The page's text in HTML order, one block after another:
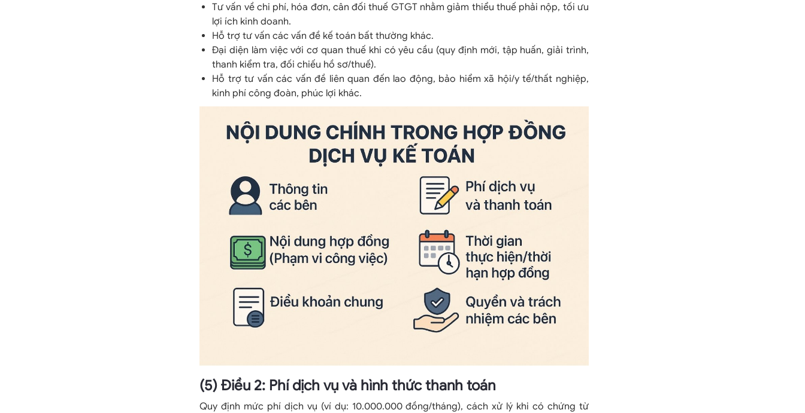
Tư vấn về chi phí, hóa đơn, cân đối thuế GTGT nhằm giảm thiểu thuế phải nộp, tối ưu
lợi ích kinh doanh.
Hỗ trợ tư vấn các vấn đề kế toán bất thường khác.
Đại diện làm việc với cơ quan thuế khi có yêu cầu (quy định mới, tập huấn, giải trình,
thanh kiểm tra, đối chiếu hồ sơ/thuế).
Hỗ trợ tư vấn các vấn đề liên quan đến lao động, bảo hiểm xã hội/y tế/thất nghiệp,
kinh phí công đoàn, phúc lợi khác.
(5) Điều 2: Phí dịch vụ và hình thức thanh toán
Quy định mức phí dịch vụ (ví dụ: 10.000.000 đồng/tháng), cách xử lý khi có chứng từ